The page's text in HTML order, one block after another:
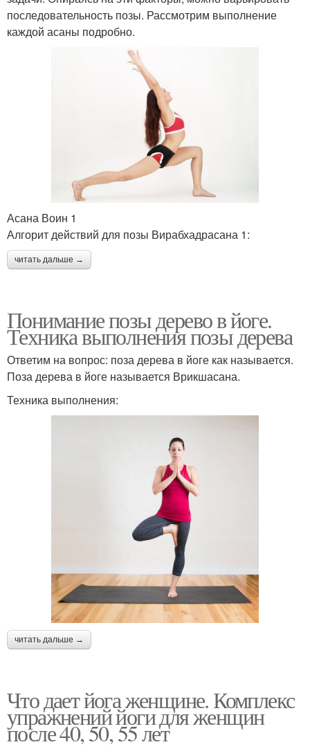
последовательность позы. Рассмотрим выполнение
каждой асаны подробно.
Асана Воин 1
Алгорит действий для позы Вирабхадрасана 1:
читать дальше →
Понимание позы дерево в йоге.
Техника выполнения позы дерева
Ответим на вопрос: поза дерева в йоге как называется.
Поза дерева в йоге называется Врикшасана.
Техника выполнения:
читать дальше →
Что дает йога женщине. Комплекс
упражнений йоги для женщин
после 40, 50, 55 лет